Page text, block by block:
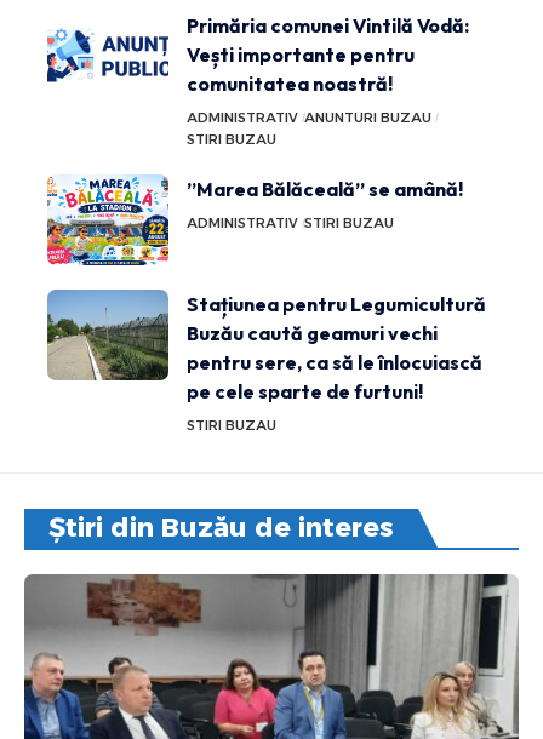
Primăria comunei Vintilă Vodă:
Vești importante pentru
comunitatea noastră!
ADMINISTRATIV ANUNTURI BUZAU
STIRI BUZAU
”Marea Bălăceală” se amână!
ADMINISTRATIV STIRI BUZAU
Stațiunea pentru Legumicultură
Buzău caută geamuri vechi
pentru sere, ca să le înlocuiască
pe cele sparte de furtuni!
STIRI BUZAU
Știri din Buzău de interes